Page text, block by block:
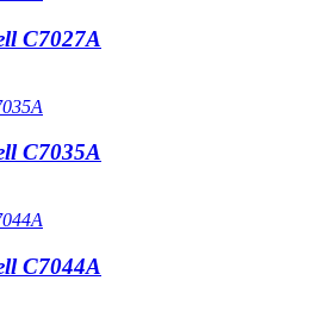
C7027A
C7035A
C7044A